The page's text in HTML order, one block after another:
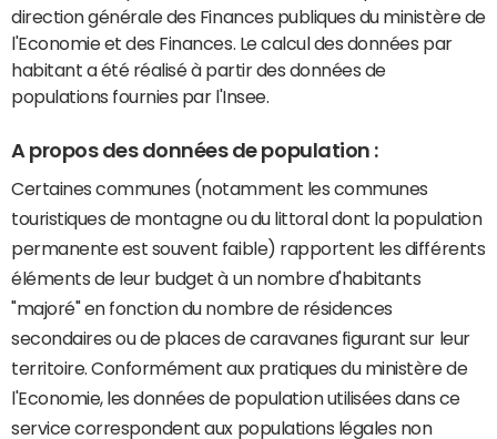
direction générale des Finances publiques du ministère de
l'Economie et des Finances. Le calcul des données par
habitant a été réalisé à partir des données de
populations fournies par l'Insee.
A propos des données de population :
Certaines communes (notamment les communes
touristiques de montagne ou du littoral dont la population
permanente est souvent faible) rapportent les différents
éléments de leur budget à un nombre d'habitants
"majoré" en fonction du nombre de résidences
secondaires ou de places de caravanes figurant sur leur
territoire. Conformément aux pratiques du ministère de
l'Economie, les données de population utilisées dans ce
service correspondent aux populations légales non